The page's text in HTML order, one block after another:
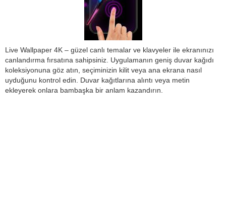
Live Wallpaper 4K – güzel canlı temalar ve klavyeler ile ekranınızı
canlandırma fırsatına sahipsiniz. Uygulamanın geniş duvar kağıdı
koleksiyonuna göz atın, seçiminizin kilit veya ana ekrana nasıl
uyduğunu kontrol edin. Duvar kağıtlarına alıntı veya metin
ekleyerek onlara bambaşka bir anlam kazandırın.